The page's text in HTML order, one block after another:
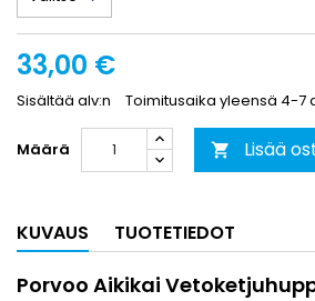
33,00 €
Sisältää alv:n Toimitusaika yleensä 4-7
Määrä  Lisää
KUVAUS TUOTETIEDOT
Porvoo Aikikai